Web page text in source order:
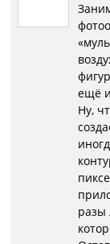
ещё
Ну,
разы